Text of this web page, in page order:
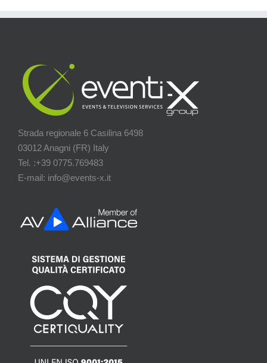
Strada regionale 6 Casilina 6498
03012 Anagni (FR) Italy
Tel. :+39 0775.769483
E-mail: info@events-x.it